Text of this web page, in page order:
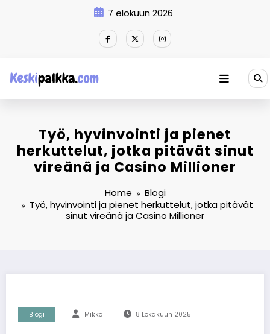
7 elokuun 2026
Työ, hyvinvointi ja pienet
herkuttelut, jotka pitävät sinut
vireänä ja Casino Millioner
Home
Blogi
Työ, hyvinvointi ja pienet herkuttelut, jotka pitävät
sinut vireänä ja Casino Millioner
Blogi Mikko 8 Lokakuun 2025